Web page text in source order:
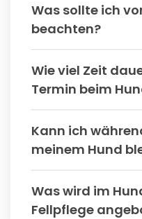
Was sollte ich
beachten?
Wie viel Zeit
Termin beim
Kann ich
meinem Hund
Was wird im
Fellpflege